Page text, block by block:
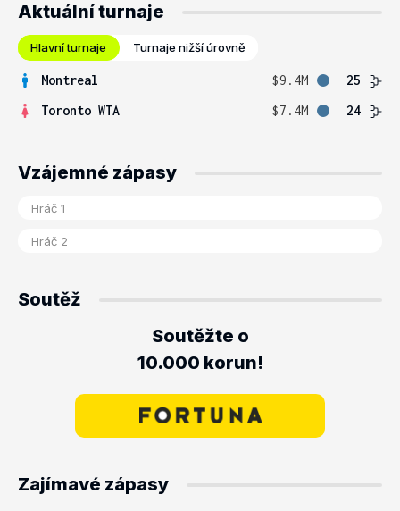
Aktuální turnaje
Hlavní turnaje Turnaje nižší úrovně
Montreal $9.4M
25
Toronto WTA
$7.4M 24
Vzájemné zápasy
Soutěž
Soutěžte o
10.000 korun!
Zajímavé zápasy